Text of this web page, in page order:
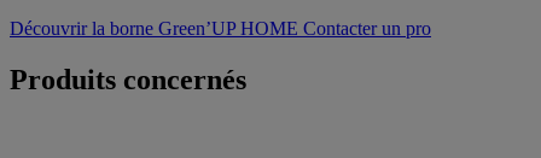
Découvrir la borne Green’UP HOME Contacter un pro
Produits concernés